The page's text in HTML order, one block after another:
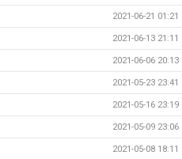
2021-06-21 01:21
2021-06-13 21:11
2021-06-06 20:13
2021-05-23 23:41
2021-05-16 23:19
2021-05-09 23:06
2021-05-08 18:11